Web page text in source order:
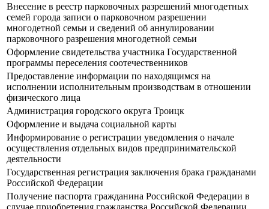
Внесение в реестр парковочных разрешений многодетных
семей города записи о парковочном разрешении
многодетной семьи и сведений об аннулировании
парковочного разрешения многодетной семьи
Оформление свидетельства участника Государственной
программы переселения соотечественников
Предоставление информации по находящимся на
исполнении исполнительным производствам в отношении
физического лица
Администрация городского округа Троицк
Оформление и выдача социальной карты
Информирование о регистрации уведомления о начале
осуществления отдельных видов предпринимательской
деятельности
Государственная регистрация заключения брака гражданами
Российской Федерации
Получение паспорта гражданина Российской Федерации в
случае приобретения гражданства Российской Федерации